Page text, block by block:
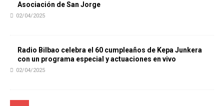
Asociación de San Jorge
02/04/2025
Radio Bilbao celebra el 60 cumpleaños de Kepa Junkera
con un programa especial y actuaciones en vivo
02/04/2025